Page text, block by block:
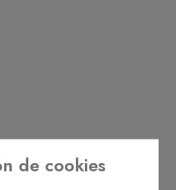
de cookies